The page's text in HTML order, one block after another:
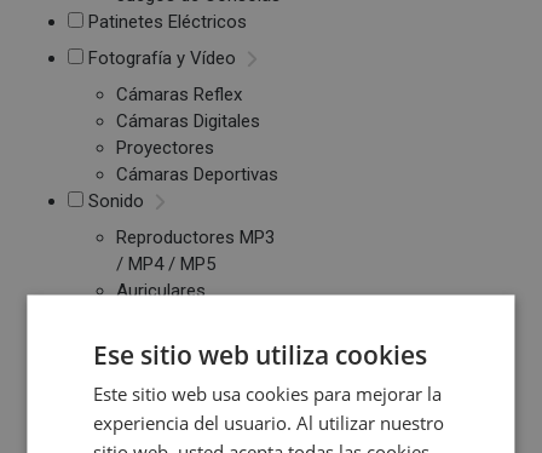
Patinetes Eléctricos
Fotografía y Vídeo
Cámaras Reflex
Cámaras Digitales
Proyectores
Cámaras Deportivas
Sonido
Reproductores MP3
/ MP4 / MP5
Auriculares
Radios CD / FM
Despertadores
Barras de Sonido
Altavoces
Ese sitio web utiliza cookies
Este sitio web usa cookies para mejorar la
experiencia del usuario. Al utilizar nuestro